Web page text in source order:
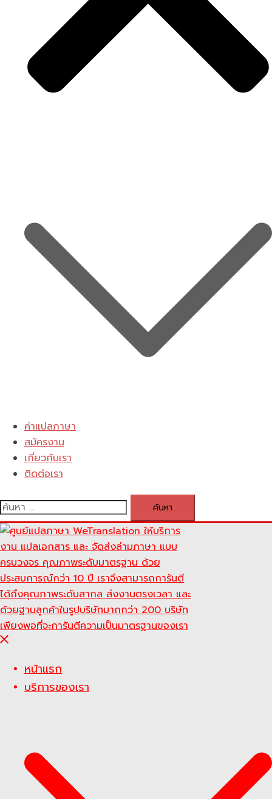
ค่าแปลภาษา
สมัครงาน
เกี่ยวกับเรา
ติดต่อเรา
ค้นหา
สำหรับ:
Close
หน้าแรก
บริการของเรา